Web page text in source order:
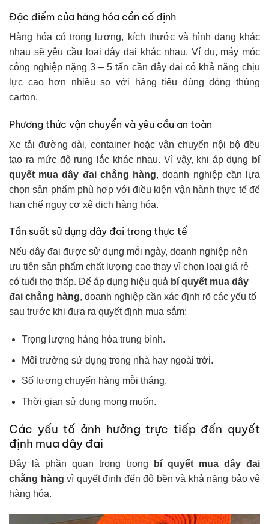
Đặc điểm của hàng hóa cần cố định
Hàng hóa có trọng lượng, kích thước và hình dạng khác
nhau sẽ yêu cầu loại dây đai khác nhau. Ví dụ, máy móc
công nghiệp nặng 3 – 5 tấn cần dây đai có khả năng chịu
lực cao hơn nhiều so với hàng tiêu dùng đóng thùng
carton.
Phương thức vận chuyển và yêu cầu an toàn
Xe tải đường dài, container hoặc vận chuyển nội bộ đều
tạo ra mức độ rung lắc khác nhau. Vì vậy, khi áp dụng bí
quyết mua dây đai chằng hàng, doanh nghiệp cần lựa
chọn sản phẩm phù hợp với điều kiện vận hành thực tế để
hạn chế nguy cơ xê dịch hàng hóa.
Tần suất sử dụng dây đai trong thực tế
Nếu dây đai được sử dụng mỗi ngày, doanh nghiệp nên
ưu tiên sản phẩm chất lượng cao thay vì chọn loại giá rẻ
có tuổi thọ thấp. Để áp dụng hiệu quả bí quyết mua dây
đai chằng hàng, doanh nghiệp cần xác định rõ các yếu tố
sau trước khi đưa ra quyết định mua sắm:
Trọng lượng hàng hóa trung bình.
Môi trường sử dụng trong nhà hay ngoài trời.
Số lượng chuyến hàng mỗi tháng.
Thời gian sử dụng mong muốn.
Các yếu tố ảnh hưởng trực tiếp đến quyết
định mua dây đai
Đây là phần quan trọng trong
bí quyết mua dây đai
chằng hàng vì quyết định đến độ bền và khả năng bảo vệ
hàng hóa.